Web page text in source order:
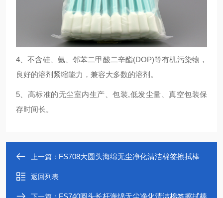
4、不含硅、氨、邻苯二甲酸二辛酯(DOP)等有机污染物，
良好的溶剂紧缩能力，兼容大多数的溶剂。
5、高标准的无尘室内生产、包装,低发尘量、真空包装保
存时间长。
上一篇： FS708大圆头海绵无尘净化清洁棉签擦拭棒
返回列表